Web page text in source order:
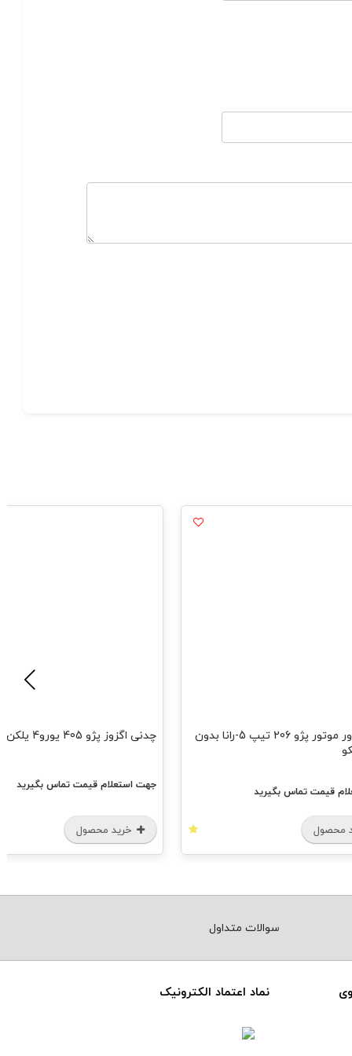
سنسور دور موتور پژو 206 تیپ 5-رانا بدون
قیمت تماس بگیرید
محصول
چدنی اگزوز پژو 405 یورو4 یلکن
جهت استعلام قیمت تماس بگیرید
خرید محصول
سوالات متداول
نماد اعتماد الکترونیک